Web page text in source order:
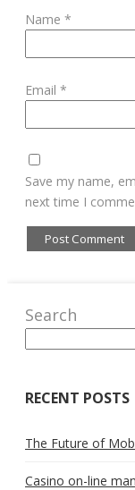
Name *
Email *
Save my name,
next time I
Search
RECENT POSTS
The Future of
Casino on-line